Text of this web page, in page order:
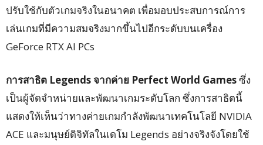
ปรับใช้กับตัวเกมจริงในอนาคต เพื่อมอบประสบการณ์การ
เล่นเกมที่มีความสมจริงมากขึ้นไปอีกระดับบนเครื่อง
GeForce RTX AI PCs
การสาธิต Legendsจากค่าย Perfect World Gamesซึ่ง
เป็นผู้จัดจำหน่ายและพัฒนาเกมระดับโลก ซึ่งการสาธิตนี้
แสดงให้เห็นว่าทางค่ายเกมกำลังพัฒนาเทคโนโลยี NVIDIA
ACE และมนุษย์ดิจิทัลในเดโม Legends อย่างจริงจังโดยใช้